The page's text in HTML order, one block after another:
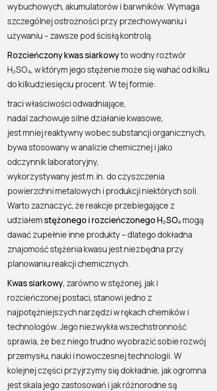
wybuchowych, akumulatorów i barwników. Wymaga
szczególnej ostrożności przy przechowywaniu i
używaniu – zawsze pod ścisłą kontrolą.
Rozcieńczony kwas siarkowyto wodny roztwór
H₂SO₄, w którym jego stężenie może się wahać od kilku
do kilkudziesięciu procent. W tej formie:
traci właściwości odwadniające,
nadal zachowuje silne działanie kwasowe,
jest mniej reaktywny wobec substancji organicznych,
bywa stosowany w analizie chemicznej i jako
odczynnik laboratoryjny,
wykorzystywany jest m.in. do czyszczenia
powierzchni metalowych i produkcji niektórych soli.
Warto zaznaczyć, że reakcje przebiegające z
udziałemstężonego i rozcieńczonego H₂SO₄mogą
dawać zupełnie inne produkty – dlatego dokładna
znajomość stężenia kwasu jest niezbędna przy
planowaniu reakcji chemicznych.
Kwas siarkowy, zarówno w stężonej, jak i
rozcieńczonej postaci, stanowi jedno z
najpotężniejszych narzędzi w rękach chemików i
technologów. Jego niezwykła wszechstronność
sprawia, że bez niego trudno wyobrazić sobie rozwój
przemysłu, nauki i nowoczesnej technologii. W
kolejnej części przyjrzymy się dokładnie, jak ogromna
jest skala jego zastosowań i jak różnorodne są